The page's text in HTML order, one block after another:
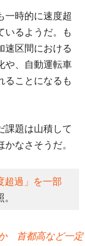
一時的に速度超
るようだ。も
速区間における
や、自動運転車
ることになるも
課題は山積して
なさそうだ。
超過」を一部
首都高など一定